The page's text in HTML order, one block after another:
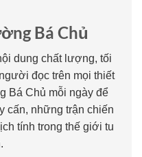
Bá Chủ
dung chất lượng, tối
đọc trên mọi thiết
Bá Chủ mỗi ngày để
cấn, những trận chiến
tính trong thế giới tu